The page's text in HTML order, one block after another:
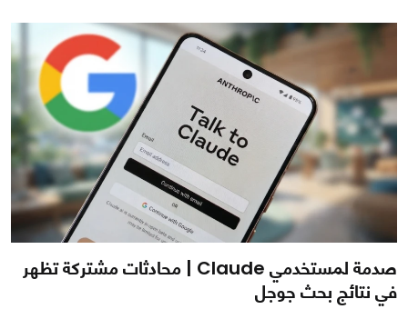
462
0
صدمة لمستخدمي Claude | محادثات مشتركة تظهر
في نتائج بحث جوجل